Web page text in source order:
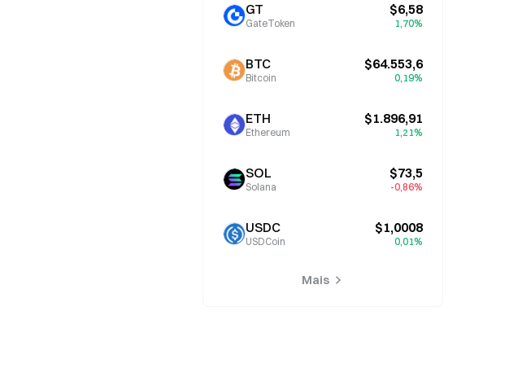
GT
GateToken
$6,58
1,70%
BTC
Bitcoin
$64.553,6
0,19%
ETH
Ethereum
$1.896,91
1,21%
SOL
Solana
$73,5
-0,86%
USDC
USDCoin
$1,0008
0,01%
Mais